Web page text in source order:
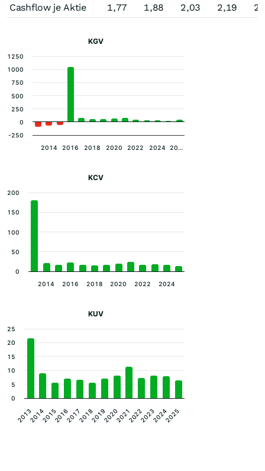
Cashflow je Aktie
1,77 1,88 2,03 2,19
KGV
2014 2016 2018 2020 2022 2024 20…
-250
0
250
500
750
1000
1250
KCV
2014 2016 2018 2020 2022 2024
0
50
100
150
200
KUV
2014 2016 2018 2020 2022 2024
2013 2015 2017 2019 2021 2023 2025
0
5
10
15
20
25